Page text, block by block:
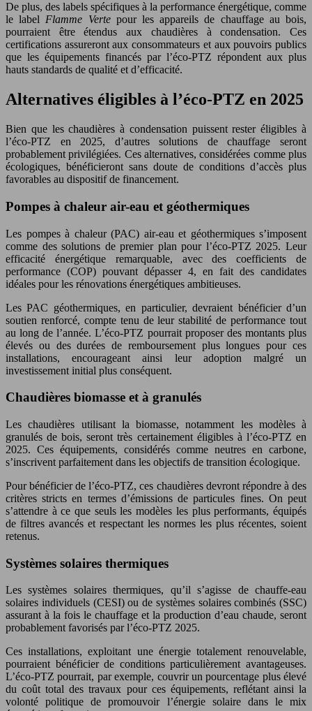
De plus, des labels spécifiques à la performance énergétique, comme
le label Flamme Verte pour les appareils de chauffage au bois,
pourraient être étendus aux chaudières à condensation. Ces
certifications assureront aux consommateurs et aux pouvoirs publics
que les équipements financés par l’éco-PTZ répondent aux plus
hauts standards de qualité et d’efficacité.
Alternatives éligibles à l’éco-PTZ en 2025
Bien que les chaudières à condensation puissent rester éligibles à
l’éco-PTZ en 2025, d’autres solutions de chauffage seront
probablement privilégiées. Ces alternatives, considérées comme plus
écologiques, bénéficieront sans doute de conditions d’accès plus
favorables au dispositif de financement.
Pompes à chaleur air-eau et géothermiques
Les pompes à chaleur (PAC) air-eau et géothermiques s’imposent
comme des solutions de premier plan pour l’éco-PTZ 2025. Leur
efficacité énergétique remarquable, avec des coefficients de
performance (COP) pouvant dépasser 4, en fait des candidates
idéales pour les rénovations énergétiques ambitieuses.
Les PAC géothermiques, en particulier, devraient bénéficier d’un
soutien renforcé, compte tenu de leur stabilité de performance tout
au long de l’année. L’éco-PTZ pourrait proposer des montants plus
élevés ou des durées de remboursement plus longues pour ces
installations, encourageant ainsi leur adoption malgré un
investissement initial plus conséquent.
Chaudières biomasse et à granulés
Les chaudières utilisant la biomasse, notamment les modèles à
granulés de bois, seront très certainement éligibles à l’éco-PTZ en
2025. Ces équipements, considérés comme neutres en carbone,
s’inscrivent parfaitement dans les objectifs de transition écologique.
Pour bénéficier de l’éco-PTZ, ces chaudières devront répondre à des
critères stricts en termes d’émissions de particules fines. On peut
s’attendre à ce que seuls les modèles les plus performants, équipés
de filtres avancés et respectant les normes les plus récentes, soient
retenus.
Systèmes solaires thermiques
Les systèmes solaires thermiques, qu’il s’agisse de chauffe-eau
solaires individuels (CESI) ou de systèmes solaires combinés (SSC)
assurant à la fois le chauffage et la production d’eau chaude, seront
probablement favorisés par l’éco-PTZ 2025.
Ces installations, exploitant une énergie totalement renouvelable,
pourraient bénéficier de conditions particulièrement avantageuses.
L’éco-PTZ pourrait, par exemple, couvrir un pourcentage plus élevé
du coût total des travaux pour ces équipements, reflétant ainsi la
volonté politique de promouvoir l’énergie solaire dans le mix